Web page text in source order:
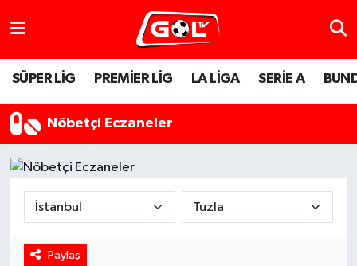
SÜPER LİG PREMİER LİG LA LİGA SERİE A
Nöbetçi Eczaneler
Paylaş